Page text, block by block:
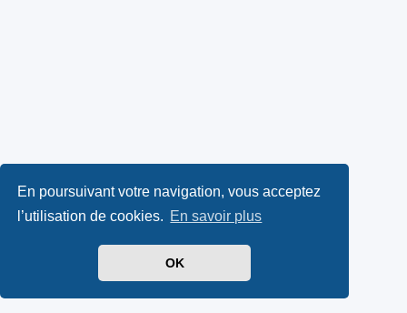
En poursuivant votre navigation, vous acceptez
l’utilisation de cookies. En savoir plus
OK